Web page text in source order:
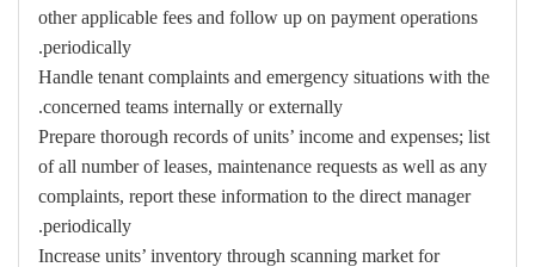
other applicable fees and follow up on payment operations
periodically.
Handle tenant complaints and emergency situations with the
concerned teams internally or externally.
Prepare thorough records of units’ income and expenses; list
of all number of leases, maintenance requests as well as any
complaints, report these information to the direct manager
periodically.
Increase units’ inventory through scanning market for